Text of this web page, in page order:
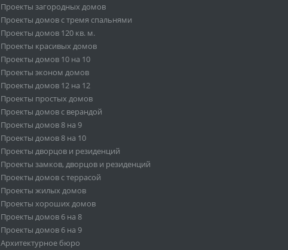
Проекты загородных домов
Проекты домов с тремя спальнями
Проекты домов 120 кв. м.
Проекты красивых домов
Проекты домов 10 на 10
Проекты эконом домов
Проекты домов 12 на 12
Проекты простых домов
Проекты домов с верандой
Проекты домов 8 на 9
Проекты домов 8 на 10
Проекты дворцов и резиденций
Проекты замков, дворцов и резиденций
Проекты домов с террасой
Проекты жилых домов
Проекты хороших домов
Проекты домов 6 на 8
Проекты домов 6 на 9
Архитектурное бюро